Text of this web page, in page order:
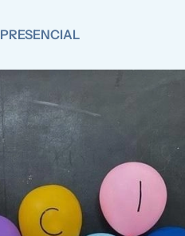
PRESENCIAL